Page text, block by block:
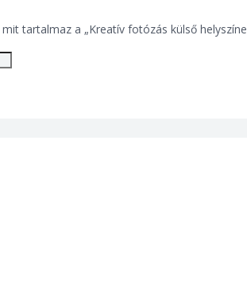
tartalmaz a „Kreatív fotózás külső